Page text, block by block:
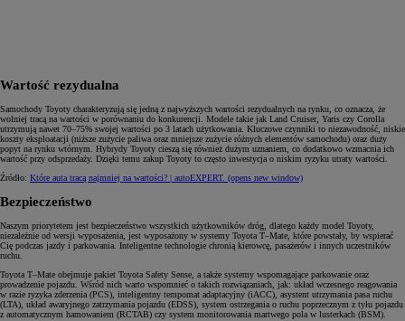
Wartość rezydualna
Samochody Toyoty charakteryzują się jedną z najwyższych wartości rezydualnych na rynku, co oznacza, że
wolniej tracą na wartości w porównaniu do konkurencji. Modele takie jak Land Cruiser, Yaris czy Corolla
utrzymują nawet 70–75% swojej wartości po 3 latach użytkowania. Kluczowe czynniki to niezawodność, niskie
koszty eksploatacji (niższe zużycie paliwa oraz mniejsze zużycie różnych elementów samochodu) oraz duży
popyt na rynku wtórnym. Hybrydy Toyoty cieszą się również dużym uznaniem, co dodatkowo wzmacnia ich
wartość przy odsprzedaży. Dzięki temu zakup Toyoty to często inwestycja o niskim ryzyku utraty wartości.
Źródło: Które auta tracą najmniej na wartości? | autoEXPERT. (opens new window)
Bezpieczeństwo
Naszym priorytetem jest bezpieczeństwo wszystkich użytkowników dróg, dlatego każdy model Toyoty,
niezależnie od wersji wyposażenia, jest wyposażony w systemy Toyota T–Mate, które powstały, by wspierać
Cię podczas jazdy i parkowania. Inteligentne technologie chronią kierowcę, pasażerów i innych uczestników
ruchu.
Toyota T–Mate obejmuje pakiet Toyota Safety Sense, a także systemy wspomagające parkowanie oraz
prowadzenie pojazdu. Wśród nich warto wspomnieć o takich rozwiązaniach, jak: układ wczesnego reagowania
w razie ryzyka zderzenia (PCS), inteligentny tempomat adaptacyjny (iACC), asystent utrzymania pasa ruchu
(LTA), układ awaryjnego zatrzymania pojazdu (EDSS), system ostrzegania o ruchu poprzecznym z tyłu pojazdu
z automatycznym hamowaniem (RCTAB) czy system monitorowania martwego pola w lusterkach (BSM).